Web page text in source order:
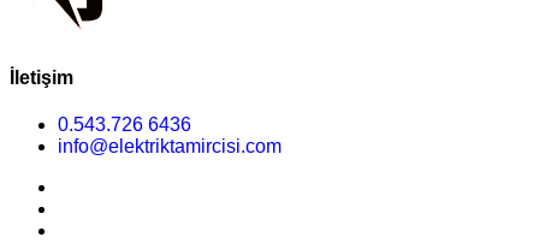
İletişim
0.543.726 6436
info@elektriktamircisi.com